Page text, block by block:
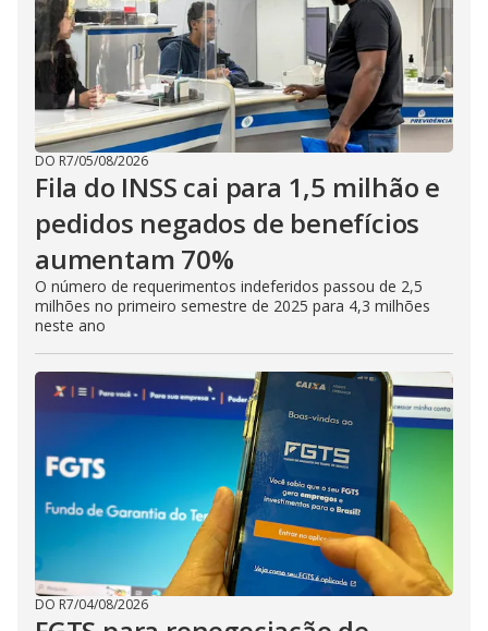
DO R7/05/08/2026
Fila do INSS cai para 1,5 milhão e
pedidos negados de benefícios
aumentam 70%
O número de requerimentos indeferidos passou de 2,5
milhões no primeiro semestre de 2025 para 4,3 milhões
neste ano
DO R7/04/08/2026